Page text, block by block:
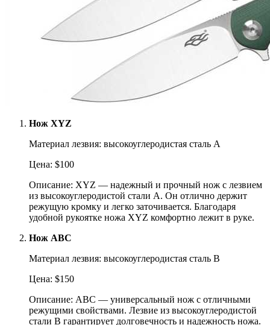
Нож XYZ
Материал лезвия: высокоуглеродистая сталь A
Цена: $100
Описание: XYZ — надежный и прочный нож с лезвием
из высокоуглеродистой стали A. Он отлично держит
режущую кромку и легко заточивается. Благодаря
удобной рукоятке ножа XYZ комфортно лежит в руке.
Нож ABC
Материал лезвия: высокоуглеродистая сталь B
Цена: $150
Описание: ABC — универсальный нож с отличными
режущими свойствами. Лезвие из высокоуглеродистой
стали B гарантирует долговечность и надежность ножа.